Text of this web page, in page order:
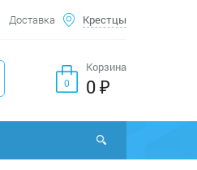
Доставка Крестцы
0
Корзина
0 ₽